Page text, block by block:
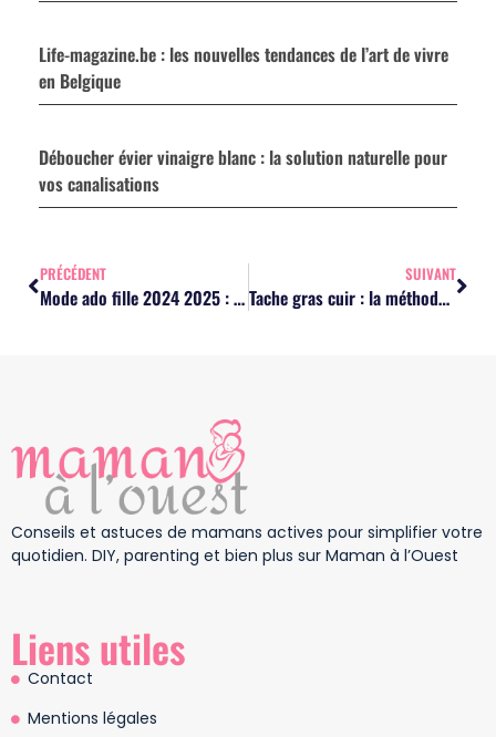
Life-magazine.be : les nouvelles tendances de l’art de vivre
en Belgique
Déboucher évier vinaigre blanc : la solution naturelle pour
vos canalisations
PRÉCÉDENT
Mode ado fille 2024 2025 : les tendances à suivre absolument
SUIVANT
Tache gras cuir : la méthode efficace pour un nettoyage sans risque
Conseils et astuces de mamans actives pour simplifier votre
quotidien. DIY, parenting et bien plus sur Maman à l’Ouest
Liens utiles
Contact
Mentions légales